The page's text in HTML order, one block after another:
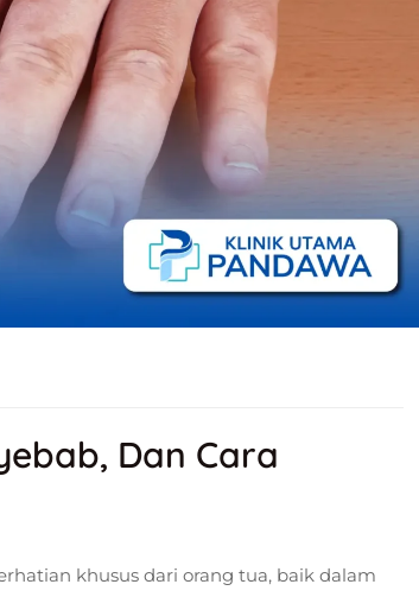
Dan Cara
khusus dari orang tua, baik dalam